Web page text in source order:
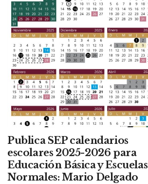
Publica SEP calendarios
escolares 2025-2026 para
Educación Básica y Escuelas
Normales: Mario Delgado